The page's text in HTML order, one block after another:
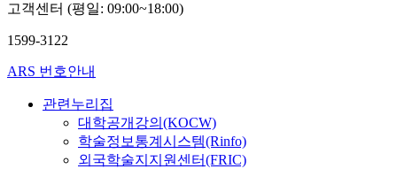
고객센터 (평일: 09:00~18:00)
1599-3122
ARS 번호안내
관련누리집
대학공개강의(KOCW)
학술정보통계시스템(Rinfo)
외국학술지지원센터(FRIC)